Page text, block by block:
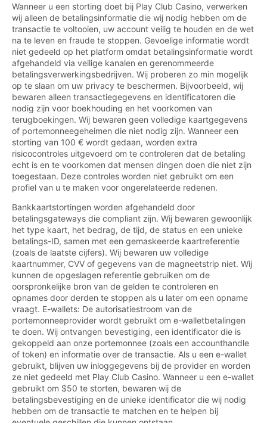
Wanneer u een storting doet bij Play Club Casino, verwerken
wij alleen de betalingsinformatie die wij nodig hebben om de
transactie te voltooien, uw account veilig te houden en de wet
na te leven en fraude te stoppen. Gevoelige informatie wordt
niet gedeeld op het platform omdat betalingsinformatie wordt
afgehandeld via veilige kanalen en gerenommeerde
betalingsverwerkingsbedrijven. Wij proberen zo min mogelijk
op te slaan om uw privacy te beschermen. Bijvoorbeeld, wij
bewaren alleen transactiegegevens en identificatoren die
nodig zijn voor boekhouding en het voorkomen van
terugboekingen. Wij bewaren geen volledige kaartgegevens
of portemonneegeheimen die niet nodig zijn. Wanneer een
storting van 100 € wordt gedaan, worden extra
risicocontroles uitgevoerd om te controleren dat de betaling
echt is en te voorkomen dat mensen dingen doen die niet zijn
toegestaan. Deze controles worden niet gebruikt om een
profiel van u te maken voor ongerelateerde redenen.
Bankkaartstortingen worden afgehandeld door
betalingsgateways die compliant zijn. Wij bewaren gewoonlijk
het type kaart, het bedrag, de tijd, de status en een unieke
betalings-ID, samen met een gemaskeerde kaartreferentie
(zoals de laatste cijfers). Wij bewaren uw volledige
kaartnummer, CVV of gegevens van de magneetstrip niet. Wij
kunnen de opgeslagen referentie gebruiken om de
oorspronkelijke bron van de gelden te controleren en
opnames door derden te stoppen als u later om een opname
vraagt. E-wallets: De autorisatiestroom van de
portemonneeprovider wordt gebruikt om e-walletbetalingen
te doen. Wij ontvangen bevestiging, een identificator die is
gekoppeld aan onze portemonnee (zoals een accounthandle
of token) en informatie over de transactie. Als u een e-wallet
gebruikt, blijven uw inloggegevens bij de provider en worden
ze niet gedeeld met Play Club Casino. Wanneer u een e-wallet
gebruikt om $50 te storten, bewaren wij de
betalingsbevestiging en de unieke identificator die wij nodig
hebben om de transactie te matchen en te helpen bij